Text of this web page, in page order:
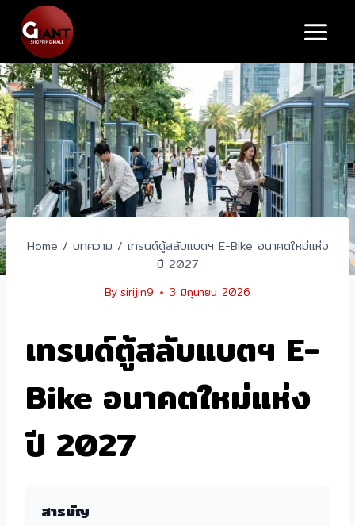
content
Home / บทความ / เทรนด์ตู้สลับแบตฯ E-Bike อนาคตใหม่แห่ง
ปี 2027
Bysirijin9 3 มิถุนายน 2026
เทรนด์ตู้สลับแบตฯ E-
Bike อนาคตใหม่แห่ง
ปี 2027
สารบัญ